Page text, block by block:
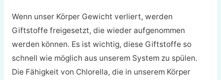
Wenn unser Körper Gewicht verliert, werden
Giftstoffe freigesetzt, die wieder aufgenommen
werden können. Es ist wichtig, diese Giftstoffe so
schnell wie möglich aus unserem System zu spülen.
Die Fähigkeit von Chlorella, die in unserem Körper